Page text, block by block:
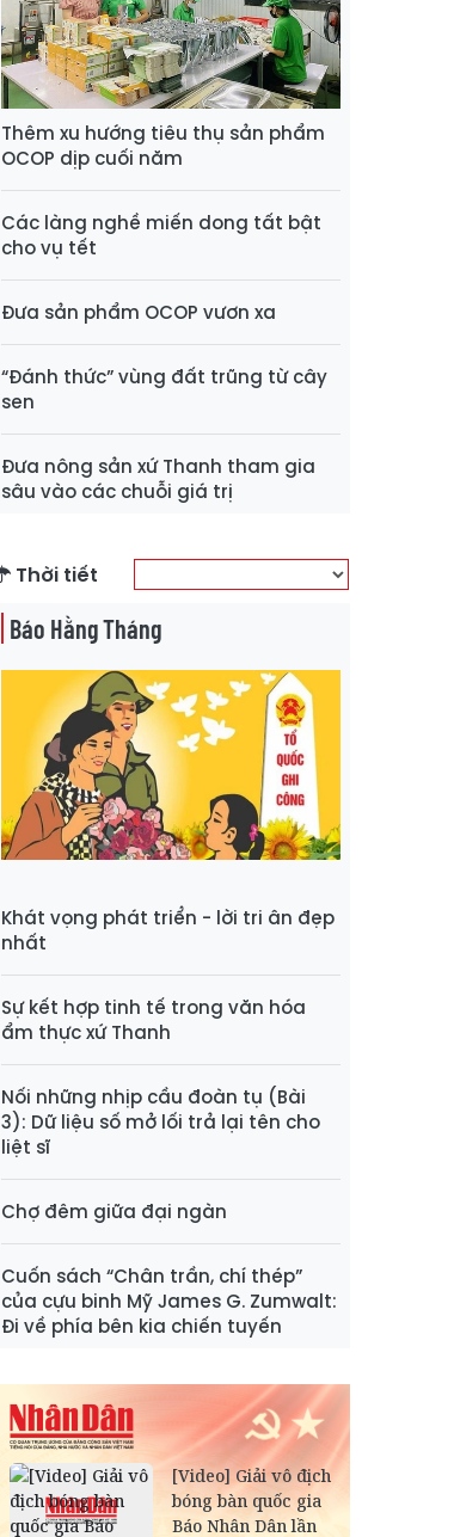
Thêm xu hướng tiêu thụ sản phẩm
OCOP dịp cuối năm
Các làng nghề miến dong tất bật
cho vụ tết
Đưa sản phẩm OCOP vươn xa
“Đánh thức” vùng đất trũng từ cây
sen
Đưa nông sản xứ Thanh tham gia
sâu vào các chuỗi giá trị
Thời tiết
Báo Hằng Tháng
Khát vọng phát triển - lời tri ân đẹp
nhất
Sự kết hợp tinh tế trong văn hóa
ẩm thực xứ Thanh
Nối những nhịp cầu đoàn tụ (Bài
3): Dữ liệu số mở lối trả lại tên cho
liệt sĩ
Chợ đêm giữa đại ngàn
Cuốn sách “Chân trần, chí thép”
của cựu binh Mỹ James G. Zumwalt:
Đi về phía bên kia chiến tuyến